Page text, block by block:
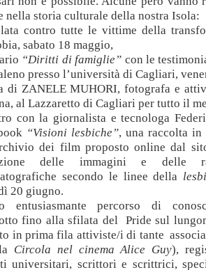
nella storia culturale della nostra Isola:
contro tutte le vittime della
sabato 18 maggio,
“Diritti di famiglie” con le
presso l’università di Cagliari,
di ZANELE MUHORI, fotografa e
al Lazzaretto di Cagliari per tutto il
con la giornalista e tecnologa
“Visioni lesbiche”, una raccolta
dei film proposto online dal
delle immagini e delle
secondo le linee della
20 giugno.
entusiasmante percorso di
fino alla sfilata del Pride sul
in prima fila attiviste/i di tante
Circola nel cinema Alice Guy),
universitari, scrittori e scrittrici,